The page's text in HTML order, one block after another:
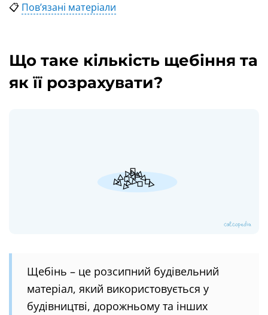
📋 Пов’язані матеріали
Що таке кількість щебіння та
як її розрахувати?
Щебінь – це розсипний будівельний
матеріал, який використовується у
будівництві, дорожньому та інших